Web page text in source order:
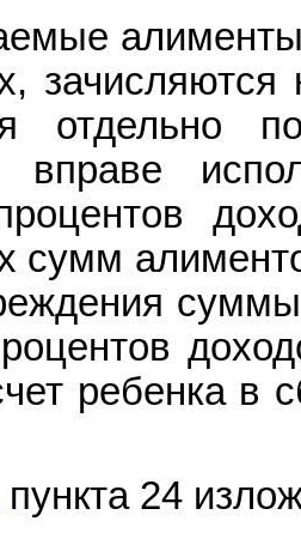
зачисляются
отдельно
вправе
сумм
ребенка в
пункта 24